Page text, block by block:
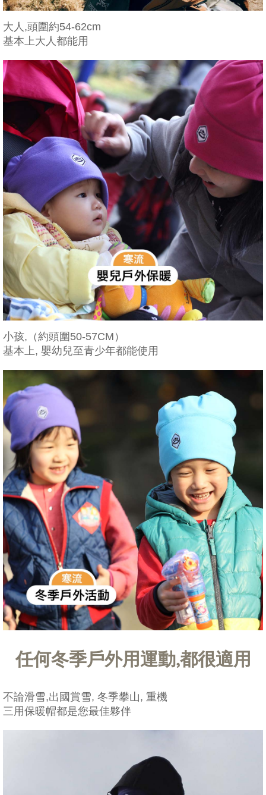
大人,頭圍約54-62cm
基本上大人都能用
小孩,（約頭圍50-57CM）
基本上, 嬰幼兒至青少年都能使用
任何冬季戶外用運動,都很適用
不論滑雪,出國賞雪, 冬季攀山, 重機
三用保暖帽都是您最佳夥伴